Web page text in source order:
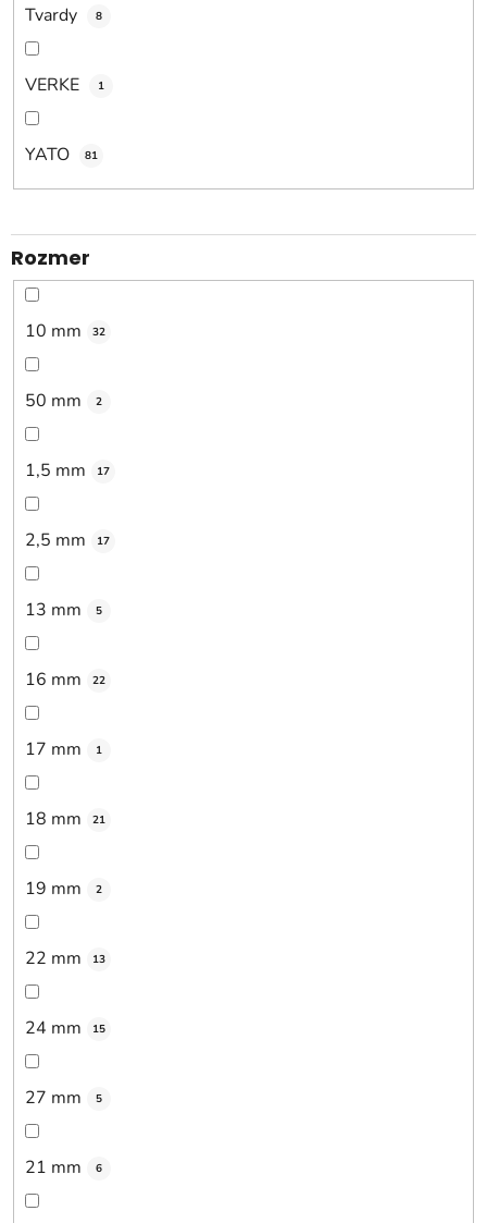
Tvardy 8
VERKE 1
YATO 81
Rozmer
10 mm 32
50 mm 2
1,5 mm 17
2,5 mm 17
13 mm 5
16 mm 22
17 mm 1
18 mm 21
19 mm 2
22 mm 13
24 mm 15
27 mm 5
21 mm 6